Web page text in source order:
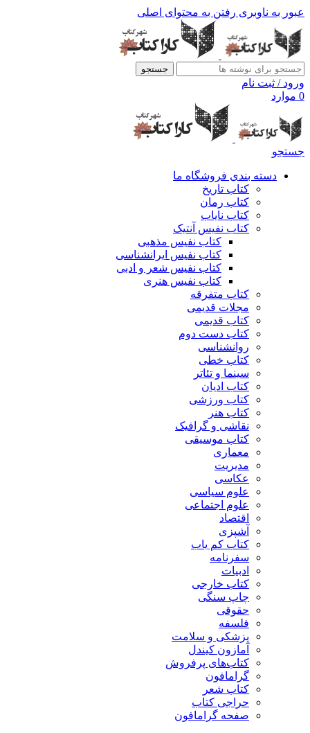
عبور به ناوبری رفتن به محتوای اصلی
جستجو
ورود / ثبت نام
0 موارد
جستجو
دسته بندی فروشگاه ما
کتاب تاریخ
کتاب رمان
کتاب نایاب
کتاب نفیس آنتیک
کتاب نفیس مذهبی
کتاب نفیس ایرانشناسی
کتاب نفیس شعر و ادبی
کتاب نفیس هنری
کتاب متفرقه
مجلات قدیمی
کتاب قدیمی
کتاب دست دوم
روانشناسی
کتاب خطی
سینما و تئاتر
کتاب ادیان
کتاب ورزشی
کتاب هنر
نقاشی و گرافیک
کتاب موسیقی
معماری
مدیریت
عکاسی
علوم سیاسی
علوم اجتماعی
اقتصاد
آشپزی
کتاب کم یاب
سفرنامه
ادبیات
کتاب خارجی
چاپ سنگی
حقوقی
فلسفه
پزشکی و سلامت
آمازون کیندل
کتاب‌های پرفروش
گرامافون
کتاب شعر
حراجی کتاب
صفحه گرامافون